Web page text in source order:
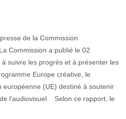
de la Commission
Commission a publié le 02
suivre les progrès et à présenter les
Europe créative, le
européenne (UE) destiné à soutenir
l’audiovisuel. Selon ce rapport, le